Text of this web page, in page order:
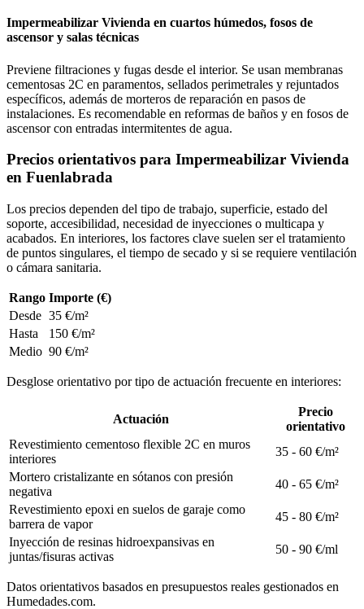
Impermeabilizar Vivienda en cuartos húmedos, fosos de
ascensor y salas técnicas
Previene filtraciones y fugas desde el interior. Se usan membranas
cementosas 2C en paramentos, sellados perimetrales y rejuntados
específicos, además de morteros de reparación en pasos de
instalaciones. Es recomendable en reformas de baños y en fosos de
ascensor con entradas intermitentes de agua.
Precios orientativos para Impermeabilizar Vivienda
en Fuenlabrada
Los precios dependen del tipo de trabajo, superficie, estado del
soporte, accesibilidad, necesidad de inyecciones o multicapa y
acabados. En interiores, los factores clave suelen ser el tratamiento
de puntos singulares, el tiempo de secado y si se requiere ventilación
o cámara sanitaria.
Rango Importe (€)
Desde 35 €/m²
Hasta
150 €/m²
Medio 90 €/m²
Desglose orientativo por tipo de actuación frecuente en interiores:
Actuación
Precio
orientativo
Revestimiento cementoso flexible 2C en muros
interiores
35 - 60 €/m²
Mortero cristalizante en sótanos con presión
negativa
40 - 65 €/m²
Revestimiento epoxi en suelos de garaje como
barrera de vapor
45 - 80 €/m²
Inyección de resinas hidroexpansivas en
juntas/fisuras activas
50 - 90 €/ml
Datos orientativos basados en presupuestos reales gestionados en
Humedades.com.